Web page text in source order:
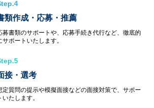
類作成・応募・推薦
募書類のサポートや、応募手続き代行など、徹底的
サポートいたします。
接・選考
定質問の提示や模擬面接などの面接対策で、サポー
いたします。